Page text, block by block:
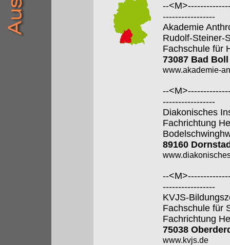
--
-----------------
Akademie
Rudolf-Steiner-
Fachschule für
73087 Bad Boll
www.akademie-
--
-----------------
Diakonisches
Fachrichtung
89160
--
-----------------
KVJS-
Fachschule für
Fachrichtung
75038
www.kvjs.de